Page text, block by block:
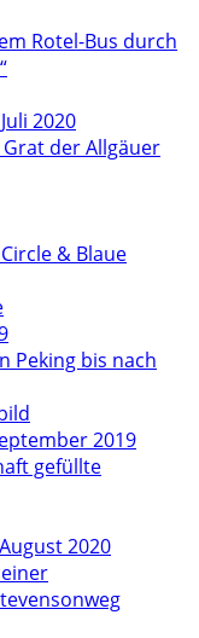
Rotel-Bus durch
2020
der Allgäuer
& Blaue
Peking bis nach
2019
gefüllte
2020